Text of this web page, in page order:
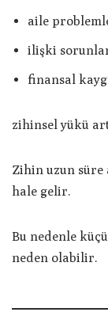
aile
ilişki
finansal
zihinsel yükü
Zihin uzun süre
hale gelir.
Bu nedenle
neden olabilir.